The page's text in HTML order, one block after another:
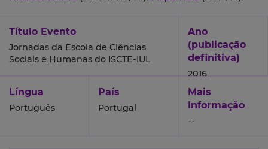
Título Evento
Jornadas da Escola de Ciências
Sociais e Humanas do ISCTE-IUL
Ano
(publicação
definitiva)
2016
Língua
Português
País
Portugal
Mais
Informação
--